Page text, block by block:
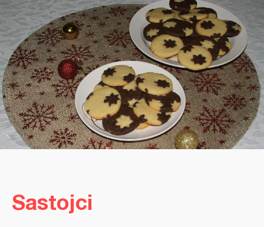
Sastojci